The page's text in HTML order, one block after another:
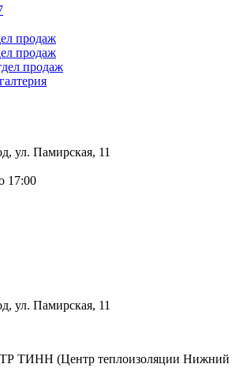
продаж
продаж
продаж
ул. Памирская, 11
17:00
ул. Памирская, 11
ТИНН (Центр теплоизоляции Нижний